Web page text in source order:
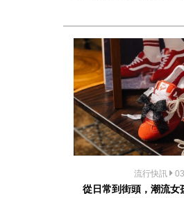
流行快訊
從日常到街頭，潮流